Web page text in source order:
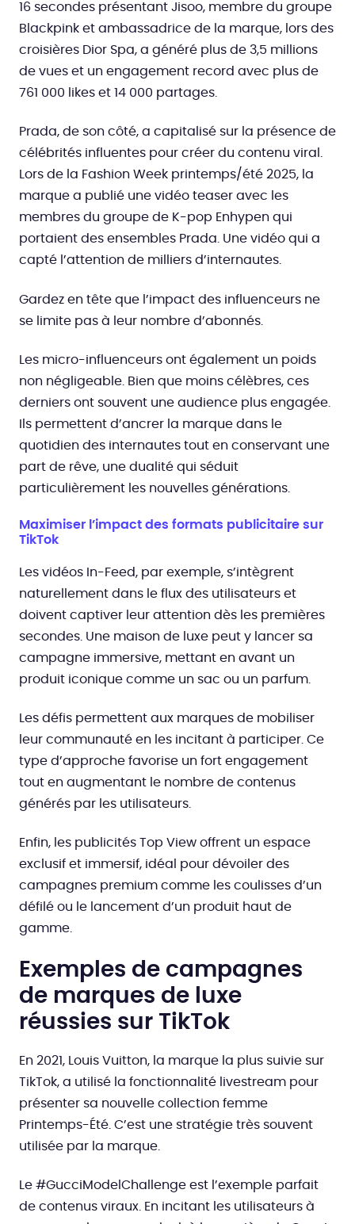
16 secondes présentant Jisoo, membre du groupe
Blackpink et ambassadrice de la marque, lors des
croisières Dior Spa, a généré plus de 3,5 millions
de vues et un engagement record avec plus de
761 000 likes et 14 000 partages.
Prada, de son côté, a capitalisé sur la présence de
célébrités influentes pour créer du contenu viral.
Lors de la Fashion Week printemps/été 2025, la
marque a publié une vidéo teaser avec les
membres du groupe de K-pop Enhypen qui
portaient des ensembles Prada. Une vidéo qui a
capté l’attention de milliers d’internautes.
Gardez en tête que l’impact des influenceurs ne
se limite pas à leur nombre d’abonnés.
Les micro-influenceurs ont également un poids
non négligeable. Bien que moins célèbres, ces
derniers ont souvent une audience plus engagée.
Ils permettent d’ancrer la marque dans le
quotidien des internautes tout en conservant une
part de rêve, une dualité qui séduit
particulièrement les nouvelles générations.
Maximiser l’impact des formats publicitaire sur
TikTok
Les vidéos In-Feed, par exemple, s’intègrent
naturellement dans le flux des utilisateurs et
doivent captiver leur attention dès les premières
secondes. Une maison de luxe peut y lancer sa
campagne immersive, mettant en avant un
produit iconique comme un sac ou un parfum.
Les défis permettent aux marques de mobiliser
leur communauté en les incitant à participer. Ce
type d’approche favorise un fort engagement
tout en augmentant le nombre de contenus
générés par les utilisateurs.
Enfin, les publicités Top View offrent un espace
exclusif et immersif, idéal pour dévoiler des
campagnes premium comme les coulisses d’un
défilé ou le lancement d’un produit haut de
gamme.
Exemples de campagnes
de marques de luxe
réussies sur TikTok
En 2021, Louis Vuitton, la marque la plus suivie sur
TikTok, a utilisé la fonctionnalité livestream pour
présenter sa nouvelle collection femme
Printemps-Été. C’est une stratégie très souvent
utilisée par la marque.
Le #GucciModelChallenge est l’exemple parfait
de contenus viraux. En incitant les utilisateurs à